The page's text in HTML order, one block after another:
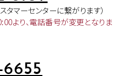
タマーセンターに繋がります）
より、電話番号が変更となりま